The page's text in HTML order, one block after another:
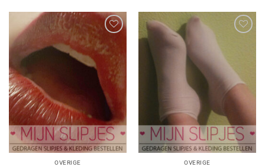
Aan
verlanglijst
toevoegen
OVERIGE
verlanglijst
toevoegen
OVERIGE